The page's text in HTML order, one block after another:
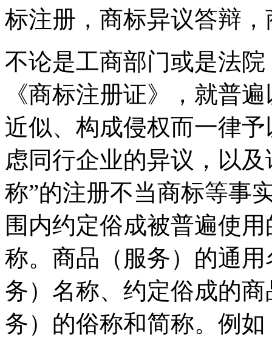
标注册，商标异议答辩
不论是工商部门或是法
《商标注册证》，就普
近似、构成侵权而一律
虑同行企业的异议，以
称”的注册不当商标等事
围内约定俗成被普遍使
称。商品（服务）的通
务）名称、约定俗成的
务）的俗称和简称。例